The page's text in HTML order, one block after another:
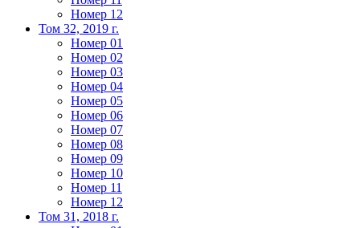
Номер 12
Том 32, 2019 г.
Номер 01
Номер 02
Номер 03
Номер 04
Номер 05
Номер 06
Номер 07
Номер 08
Номер 09
Номер 10
Номер 11
Номер 12
Том 31, 2018 г.